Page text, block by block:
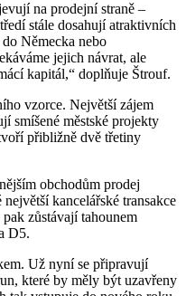
na prodejní straně –
stále dosahují atraktivních
Německa nebo
jejich návrat, ale
kapitál,“ doplňuje Štrouf.
vzorce. Největší zájem
smíšené městské projekty
přibližně dvě třetiny
obchodům prodej
kancelářské transakce
zůstávají tahounem
D5.
Už nyní se připravují
které by měly být uzavřeny